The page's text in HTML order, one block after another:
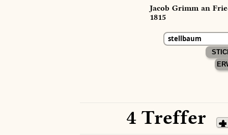
Jacob Grimm an
1815
4 Treffer